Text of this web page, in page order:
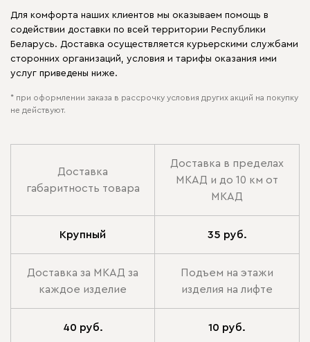
Для комфорта наших клиентов мы оказываем помощь в
содействии доставки по всей территории Республики
Беларусь. Доставка осуществляется курьерскими службами
сторонних организаций, условия и тарифы оказания ими
услуг приведены ниже.
* при оформлении заказа в рассрочку условия других акций на покупку
не действуют.
Доставка
габаритность товара
Доставка в пределах
МКАД и до 10 км от
МКАД
Крупный 35 руб.
Доставка за МКАД за
каждое изделие
Подъем на этажи
изделия на лифте
40 руб. 10 руб.